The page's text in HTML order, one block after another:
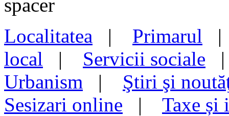
Localitatea | Primarul
local | Servicii sociale
Urbanism | Ştiri şi
Sesizari online | Taxe și